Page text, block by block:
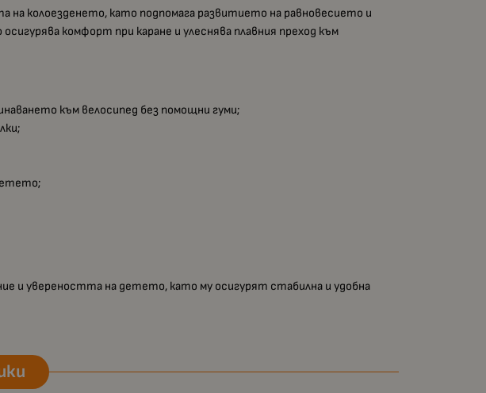
колоезденето, като подпомага развитието на равновесието и
комфорт при каране и улеснява плавния преход към
към велосипед без помощни гуми;
и увереността на детето, като му осигурят стабилна и удобна